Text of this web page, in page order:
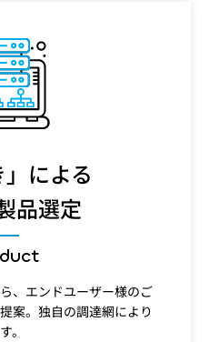
」による
品選定
、エンドユーザー様のご
案。独自の調達網により
。